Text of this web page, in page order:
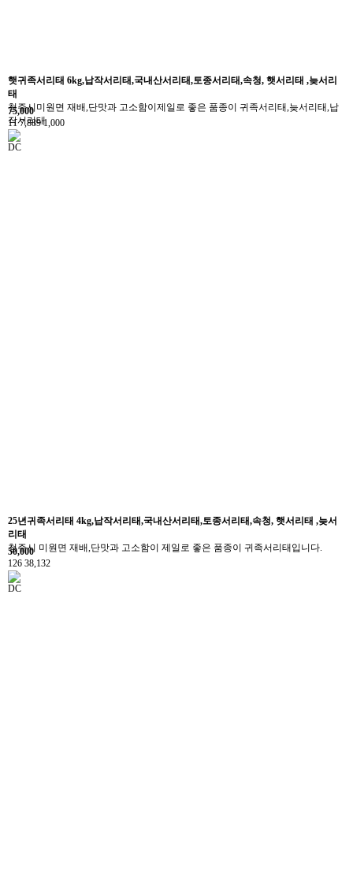
햇귀족서리태 6kg,납작서리태,국내산서리태,토종서리태,속청, 햇서리태 ,늦서리
태
청주시미원면 재배,단맛과 고소함이제일로 좋은 품종이 귀족서리태,늦서리태,납
작서리태
75,000
117,8891,000
DC
25년귀족서리태 4kg,납작서리태,국내산서리태,토종서리태,속청, 햇서리태 ,늦서
리태
청주시 미원면 재배,단맛과 고소함이 제일로 좋은 품종이 귀족서리태입니다.
50,000
126 38,132
DC